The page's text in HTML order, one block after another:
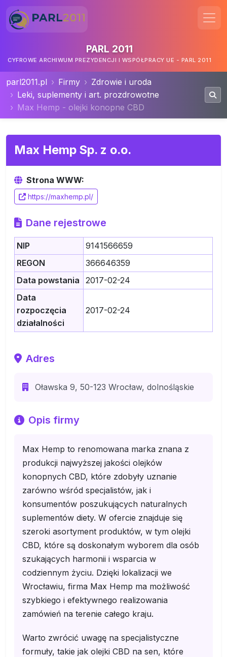
PARL 2011
CYFROWE ARCHIWUM PREZYDENCJI I WSPÓŁPRACY UE - PARL 2011
parl2011.pl Firmy
Zdrowie i uroda
Leki, suplementy i art. prozdrowotne
Max Hemp - olejki konopne CBD
Max Hemp Sp. z o.o.
Strona WWW:
https://maxhemp.pl/
Dane rejestrowe
NIP
9141566659
REGON
366646359
Data powstania
2017-02-24
Data
rozpoczęcia
działalności
2017-02-24
Adres
Oławska 9, 50-123 Wrocław, dolnośląskie
Opis firmy
Max Hemp to renomowana marka znana z
produkcji najwyższej jakości olejków
konopnych CBD, które zdobyły uznanie
zarówno wśród specjalistów, jak i
konsumentów poszukujących naturalnych
suplementów diety. W ofercie znajduje się
szeroki asortyment produktów, w tym olejki
CBD, które są doskonałym wyborem dla osób
szukających harmonii i wsparcia w
codziennym życiu. Dzięki lokalizacji we
Wrocławiu, firma Max Hemp ma możliwość
szybkiego i efektywnego realizowania
zamówień na terenie całego kraju.
Warto zwrócić uwagę na specjalistyczne
formuły, takie jak olejki CBD na sen, które